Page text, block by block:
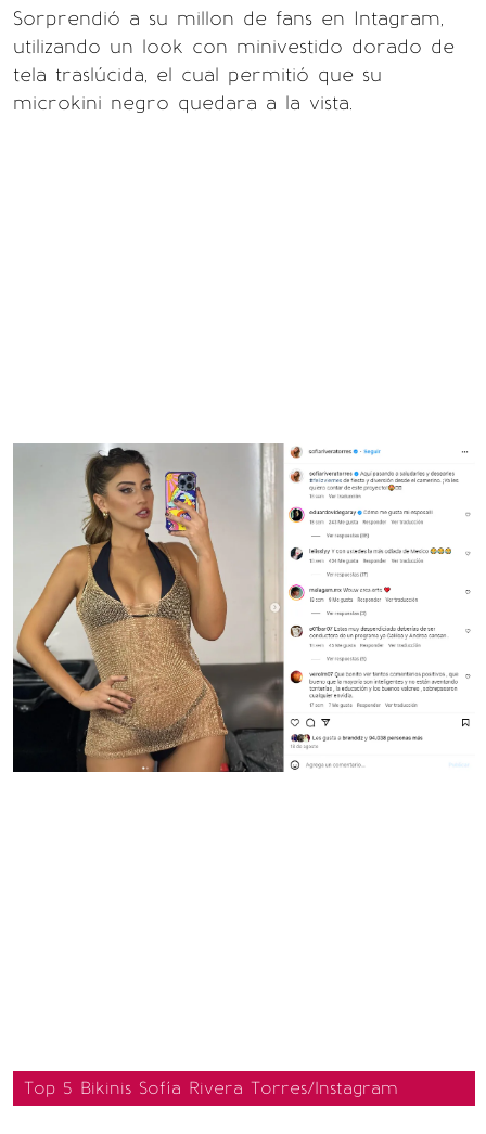
Sorprendió a su millon de fans en Intagram,
utilizando un look con minivestido dorado de
tela traslúcida, el cual permitió que su
microkini negro quedara a la vista.
Top 5 Bikinis Sofía Rivera Torres/Instagram